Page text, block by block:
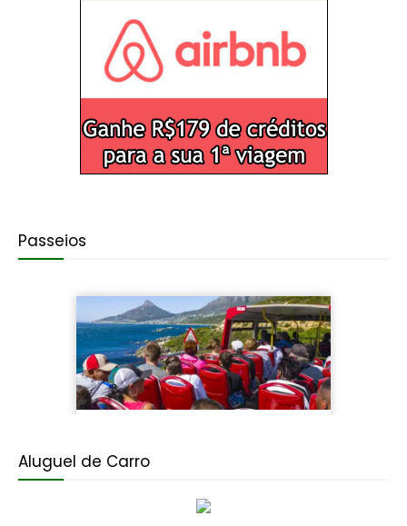
Passeios
Aluguel de Carro